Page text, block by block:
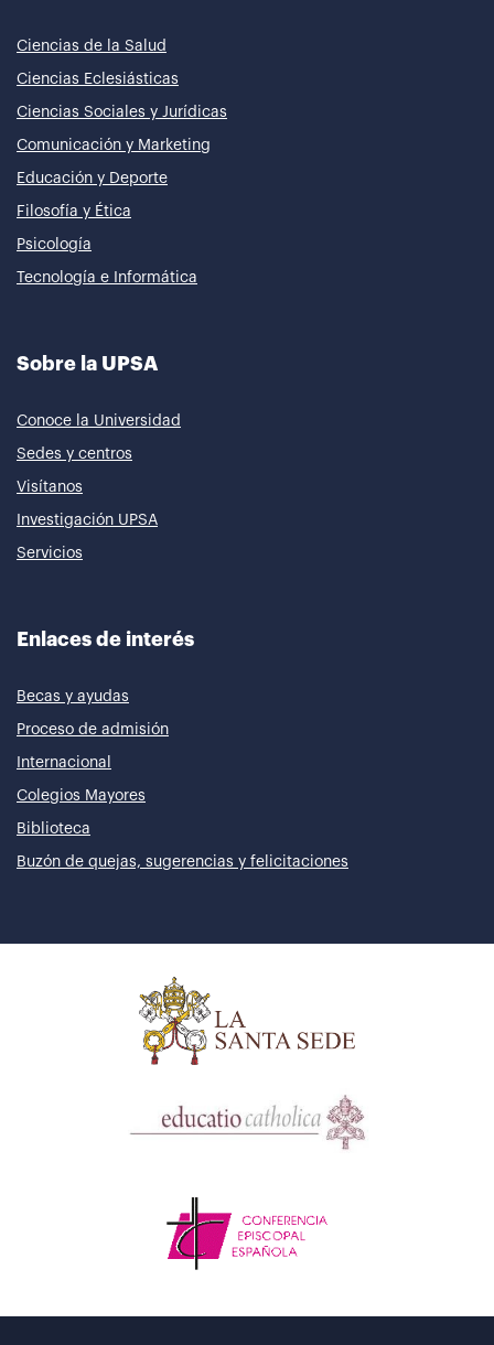
Ciencias de la Salud
Ciencias Eclesiásticas
Ciencias Sociales y Jurídicas
Comunicación y Marketing
Educación y Deporte
Filosofía y Ética
Psicología
Tecnología e Informática
Sobre la UPSA
Conoce la Universidad
Sedes y centros
Visítanos
Investigación UPSA
Servicios
Enlaces de interés
Becas y ayudas
Proceso de admisión
Internacional
Colegios Mayores
Biblioteca
Buzón de quejas, sugerencias y felicitaciones